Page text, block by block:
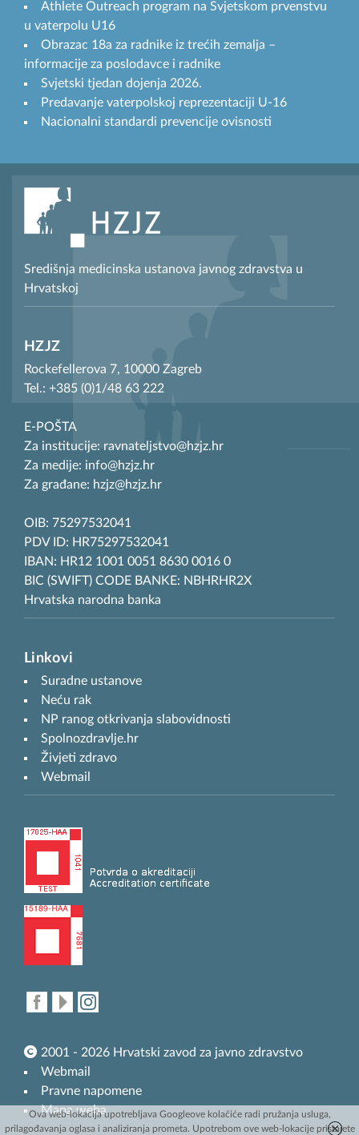
Athlete Outreach program na Svjetskom prvenstvu
u vaterpolu U16
Obrazac 18a za radnike iz trećih zemalja –
informacije za poslodavce i radnike
Svjetski tjedan dojenja 2026.
Predavanje vaterpolskoj reprezentaciji U-16
Nacionalni standardi prevencije ovisnosti
Središnja medicinska ustanova javnog zdravstva u
Hrvatskoj
HZJZ
Rockefellerova 7, 10000 Zagreb
Tel.: +385 (0)1/48 63 222
E-POŠTA
Za institucije: ravnateljstvo@hzjz.hr
Za medije: info@hzjz.hr
Za građane: hzjz@hzjz.hr
OIB: 75297532041
PDV ID: HR75297532041
IBAN: HR12 1001 0051 8630 0016 0
BIC (SWIFT) CODE BANKE: NBHRHR2X
Hrvatska narodna banka
Linkovi
Suradne ustanove
Neću rak
NP ranog otkrivanja slabovidnosti
Spolnozdravlje.hr
Živjeti zdravo
Webmail
2001 - 2026 Hrvatski zavod za javno zdravstvo
Webmail
Pravne napomene
Mapa weba
Ova web-lokacija upotrebljava Googleove kolačiće radi pružanja usluga,
prilagođavanja oglasa i analiziranja prometa. Upotrebom ove web-lokacije pristajete